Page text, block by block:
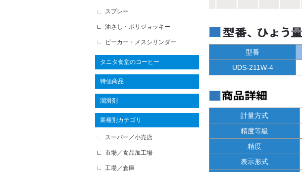
型番
UDS-211W-4
計量方式
精度等級
精度
表示形式
スプレー
油さし・ポリジョッキー
ビーカー・メスシリンダー
タニタ食堂のコーヒー
特価商品
潤滑剤
業種別カテゴリ
スーパー／小売店
市場／食品加工場
工場／倉庫